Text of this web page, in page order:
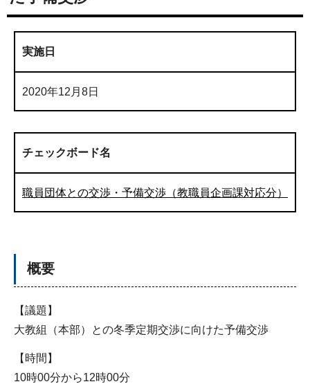
実施日
2020年12月8日
チェックボード名
職員団体との交渉・予備交渉（教職員企画課対応分）
概要
【議題】
大教組（本部）との冬季定期交渉に向けた予備交渉
【時間】
10時00分から12時00分